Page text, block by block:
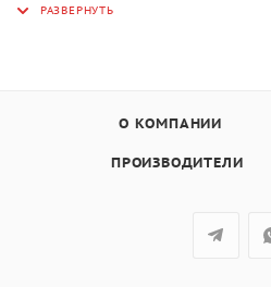
автоматическое отключение,
О КОМПАНИИ
ПРОИЗВОДИТЕЛИ